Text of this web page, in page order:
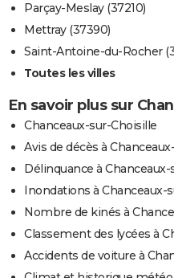
Parçay-Meslay (37210)
Mettray (37390)
Saint-Antoine-du-Rocher
Toutes les villes
En savoir plus sur
Chanceaux-sur-Choisille
Avis de décès à
Délinquance à
Inondations à Chanceaux-
Nombre de kinés à
Classement des lycées à
Accidents de voiture à